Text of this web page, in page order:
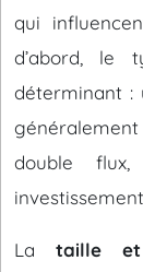
qui
d’abord, le
déterminant :
double
Lataille